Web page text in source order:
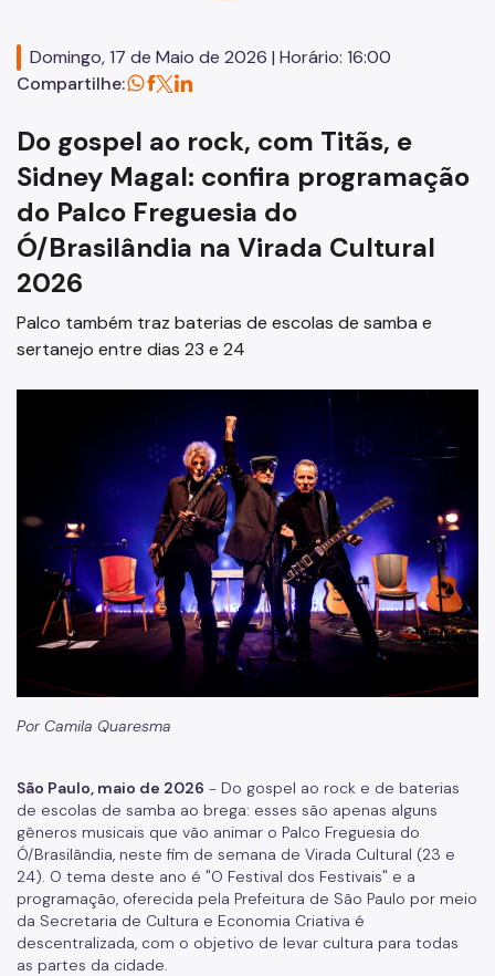
Concursos
Formação
EMIA
Rede Daora
Jovem Monitor Cultural
Edital de Credenciamento 2026/2027
Fundação Theatro Municipal
Notícias da Cultura
Nossos Espaços
Arquivo Histórico
Bibliotecas
Casas de Cultura
Museu da Cidade
Praças da Cultura
Teatros
Theatro Municipal
Domingo, 17 de Maio de 2026 | Horário: 16:00
Compartilhe:
Do gospel ao rock, com Titãs, e
Sidney Magal: confira programação
do Palco Freguesia do
Ó/Brasilândia na Virada Cultural
2026
Palco também traz baterias de escolas de samba e
sertanejo entre dias 23 e 24
Por Camila Quaresma
São Paulo, maio de 2026 - Do gospel ao rock e de baterias
de escolas de samba ao brega: esses são apenas alguns
gêneros musicais que vão animar o Palco Freguesia do
Ó/Brasilândia, neste fim de semana de Virada Cultural (23 e
24). O tema deste ano é "O Festival dos Festivais" e a
programação, oferecida pela Prefeitura de São Paulo por meio
da Secretaria de Cultura e Economia Criativa é
descentralizada, com o objetivo de levar cultura para todas
as partes da cidade.